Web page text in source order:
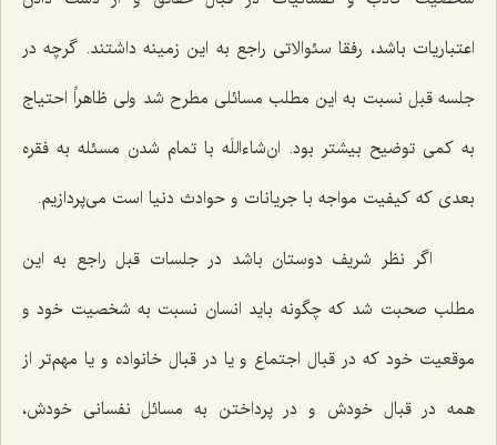
اعتباریات باشد، رفقا سئوالاتی راجع به این زمینه داشتند. گرچه در
جلسه قبل نسبت به این مطلب مسائلی مطرح شد ولی ظاهراً احتیاج
به كمی توضیح بیشتر بود. ان‌شاءاللَه با تمام شدن مسئله به فقره
بعدی كه كیفیت مواجه با جریانات و حوادث دنیا است می‌پردازیم.
اگر نظر شریف دوستان باشد در جلسات قبل راجع به این
مطلب صحبت شد كه چگونه باید انسان نسبت به شخصیت خود و
موقعیت خود كه در قبال اجتماع و یا در قبال خانواده و یا مهم‌تر از
همه در قبال خودش و در پرداختن به مسائل نفسانی خودش،